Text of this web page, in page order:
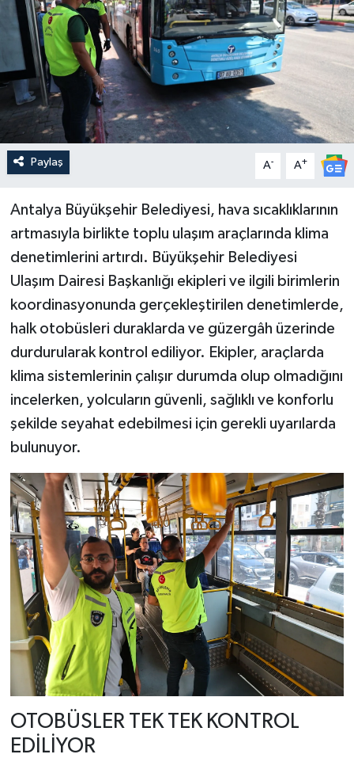
Paylaş A- A+
Antalya Büyükşehir Belediyesi, hava sıcaklıklarının
artmasıyla birlikte toplu ulaşım araçlarında klima
denetimlerini artırdı. Büyükşehir Belediyesi
Ulaşım Dairesi Başkanlığı ekipleri ve ilgili birimlerin
koordinasyonunda gerçekleştirilen denetimlerde,
halk otobüsleri duraklarda ve güzergâh üzerinde
durdurularak kontrol ediliyor. Ekipler, araçlarda
klima sistemlerinin çalışır durumda olup olmadığını
incelerken, yolcuların güvenli, sağlıklı ve konforlu
şekilde seyahat edebilmesi için gerekli uyarılarda
bulunuyor.
OTOBÜSLER TEK TEK KONTROL
EDİLİYOR
Magazin
Resmi İlan
Sağlık & Yaşam
Siyaset
Spor